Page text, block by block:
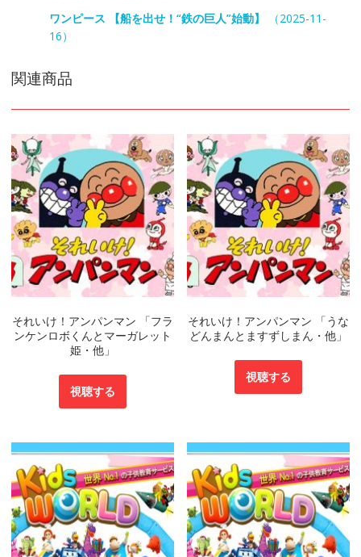
ワンピース 【船を出せ！“鉄の巨人”始動】
（2025-11-
16）
関連商品
それいけ！アンパンマン 「フラ
ンケンロボくんとマーガレット
姫・他」
視聴する
それいけ！アンパンマン 「うな
どんまんとますずしまん・他」
視聴する